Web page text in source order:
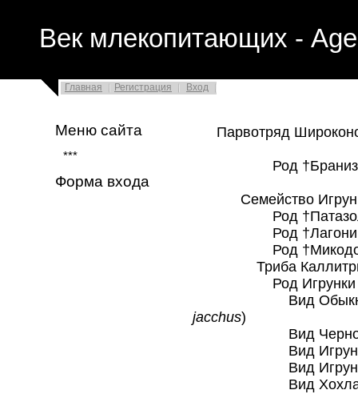
Век млекопитающих -
Главная Регистрация Вход
Меню сайта
***
Форма входа
Парвотряд
Род
Семейство
Род
Род
Род
Триба
Род Игрунки
Вид
jacchus)
Вид Черноухая
Вид Игрунка
Вид Игрунка
Вид Хохлатая